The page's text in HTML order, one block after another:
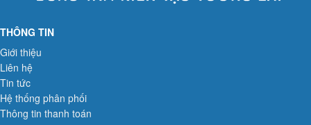
THÔNG TIN
Giới thiệu
Liên hệ
Tin tức
Hệ thống phân phối
Thông tin thanh toán